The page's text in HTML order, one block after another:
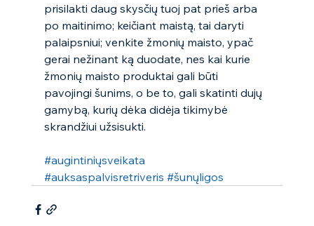
prisilakti daug skysčių tuoj pat prieš arba
po maitinimo; keičiant maistą, tai daryti
palaipsniui; venkite žmonių maisto, ypač
gerai nežinant ką duodate, nes kai kurie
žmonių maisto produktai gali būti
pavojingi šunims, o be to, gali skatinti dujų
gamybą, kurių dėka didėja tikimybė
skrandžiui užsisukti.
#augintiniųsveikata
#auksaspalvisretriveris #šunųligos